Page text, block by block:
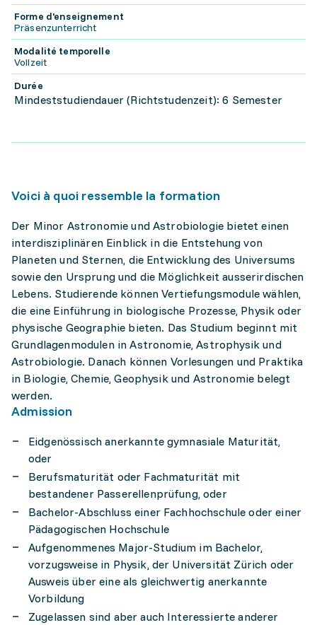
Forme d'enseignement
Präsenzunterricht
Modalité temporelle
Vollzeit
Durée
Mindeststudiendauer (Richtstudenzeit): 6 Semester
Voici à quoi ressemble la formation
Der Minor Astronomie und Astrobiologie bietet einen
interdisziplinären Einblick in die Entstehung von
Planeten und Sternen, die Entwicklung des Universums
sowie den Ursprung und die Möglichkeit ausserirdischen
Lebens. Studierende können Vertiefungsmodule wählen,
die eine Einführung in biologische Prozesse, Physik oder
physische Geographie bieten. Das Studium beginnt mit
Grundlagenmodulen in Astronomie, Astrophysik und
Astrobiologie. Danach können Vorlesungen und Praktika
in Biologie, Chemie, Geophysik und Astronomie belegt
werden.
Admission
Eidgenössisch anerkannte gymnasiale Maturität,
oder
Berufsmaturität oder Fachmaturität mit
bestandener Passerellenprüfung, oder
Bachelor-Abschluss einer Fachhochschule oder einer
Pädagogischen Hochschule
Aufgenommenes Major-Studium im Bachelor,
vorzugsweise in Physik, der Universität Zürich oder
Ausweis über eine als gleichwertig anerkannte
Vorbildung
Zugelassen sind aber auch Interessierte anderer